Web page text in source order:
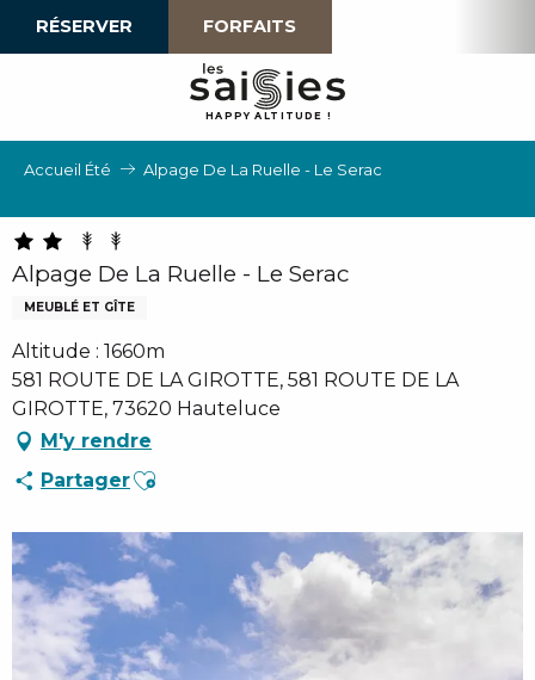
RÉSERVER FORFAITS
HAPPY ALTI TU D E !
Accueil Été Alpage De La Ruelle - Le Serac
Alpage De La Ruelle - Le Serac
MEUBLÉ ET GÎTE
Altitude : 1660m
581 ROUTE DE LA GIROTTE, 581 ROUTE DE LA
GIROTTE, 73620 Hauteluce
M'y rendre
PartagerAjouter aux favoris